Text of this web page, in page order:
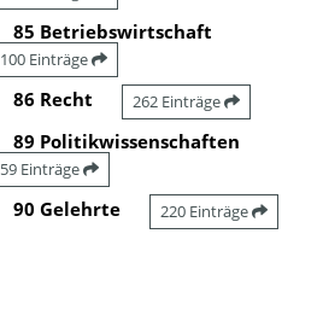
85 Betriebswirtschaft
100 Einträge
86 Recht 262 Einträge
89 Politikwissenschaften
59 Einträge
90 Gelehrte 220 Einträge